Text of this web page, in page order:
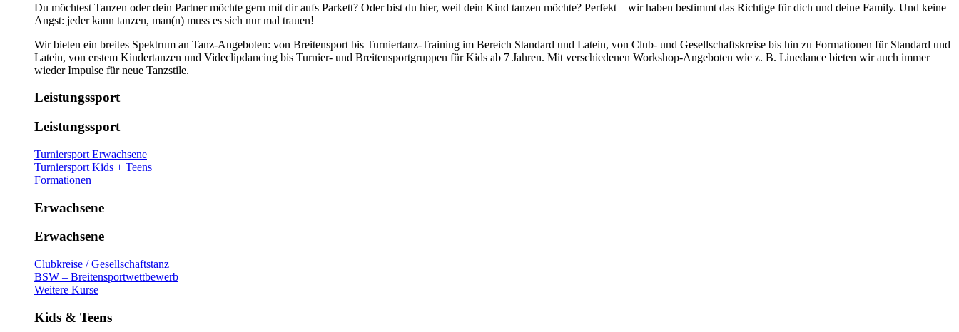
Du möchtest Tanzen oder dein Partner möchte gern mit dir aufs Parkett? Oder bist du hier, weil dein Kind tanzen möchte? Perfekt – wir haben bestimmt das Richtige für dich und deine Family. Und keine
Angst: jeder kann tanzen, man(n) muss es sich nur mal trauen!
Wir bieten ein breites Spektrum an Tanz-Angeboten: von Breitensport bis Turniertanz-Training im Bereich Standard und Latein, von Club- und Gesellschaftskreise bis hin zu Formationen für Standard und
Latein, von erstem Kindertanzen und Videclipdancing bis Turnier- und Breitensportgruppen für Kids ab 7 Jahren. Mit verschiedenen Workshop-Angeboten wie z. B. Linedance bieten wir auch immer
wieder Impulse für neue Tanzstile.
Leistungssport
Leistungssport
Turniersport Erwachsene
Turniersport Kids + Teens
Formationen
Erwachsene
Erwachsene
Clubkreise / Gesellschaftstanz
BSW – Breitensportwettbewerb
Weitere Kurse
Kids & Teens